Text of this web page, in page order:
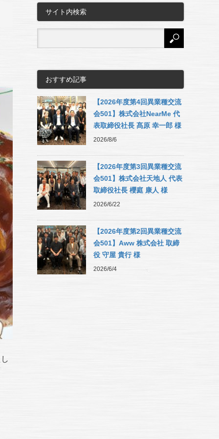
サイト内検索
おすすめ記事
【2026年度第4回異業種交流
会501】株式会社NearMe 代
表取締役社長 髙原 幸一郎 様
2026/8/6
【2026年度第3回異業種交流
会501】株式会社天地人 代表
取締役社長 櫻庭 康人 様
2026/6/22
【2026年度第2回異業種交流
会501】Aww 株式会社 取締
役 守屋 貴行 様
2026/6/4